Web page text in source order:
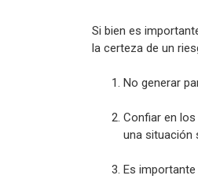
Si bien es
la certeza de un
No generar
Confiar en
una situación
Es